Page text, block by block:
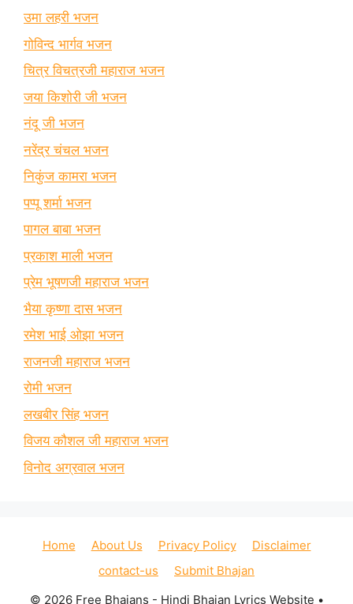
उमा लहरी भजन
गोविन्द भार्गव भजन
चित्र विचत्रजी महाराज भजन
जया किशोरी जी भजन
नंदू जी भजन
नरेंद्र चंचल भजन
निकुंज कामरा भजन
पप्पू शर्मा भजन
पागल बाबा भजन
प्रकाश माली भजन
प्रेम भूषणजी महाराज भजन
भैया कृष्णा दास भजन
रमेश भाई ओझा भजन
राजनजी महाराज भजन
रोमी भजन
लखबीर सिंह भजन
विजय कौशल जी महाराज भजन
विनोद अग्रवाल भजन
Home About Us Privacy Policy
Disclaimer
contact-us
Submit Bhajan
© 2026 Free Bhajans - Hindi Bhajan Lyrics Website •